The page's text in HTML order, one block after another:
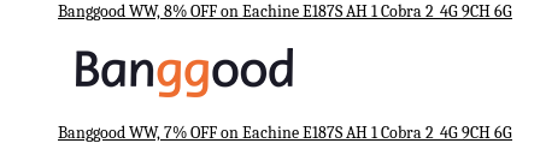
Banggood WW, 8% OFF on Eachine E187S AH 1 Cobra 2_4G 9CH 6G
Banggood WW, 7% OFF on Eachine E187S AH 1 Cobra 2_4G 9CH 6G